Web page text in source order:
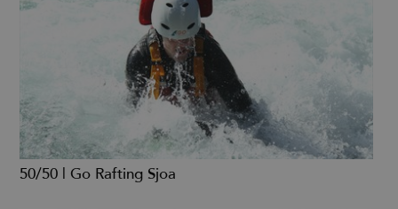
50/50 | Go Rafting Sjoa